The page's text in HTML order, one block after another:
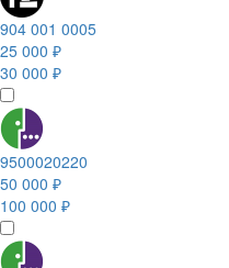
904 001 0005
25 000 ₽
30 000 ₽
9500020220
50 000 ₽
100 000 ₽